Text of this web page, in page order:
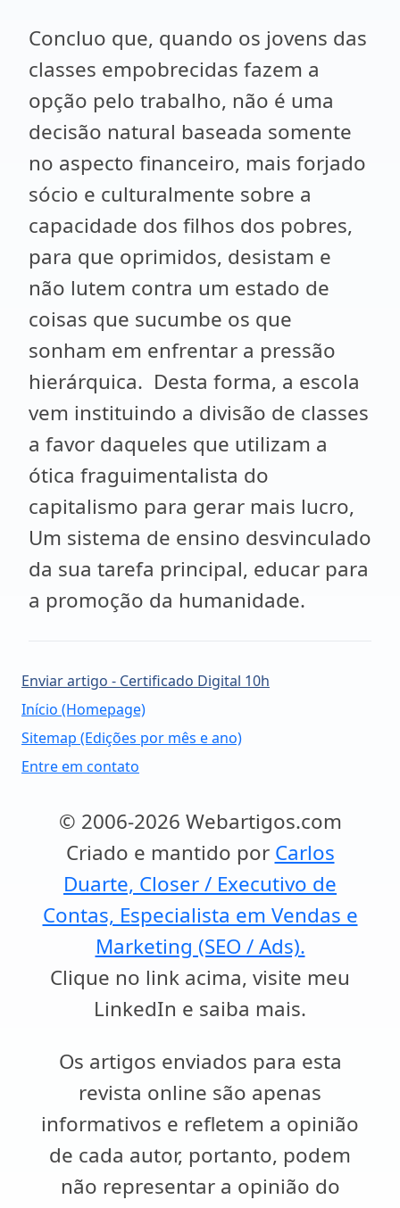
Concluo que, quando os jovens das
classes empobrecidas fazem a
opção pelo trabalho, não é uma
decisão natural baseada somente
no aspecto financeiro, mais forjado
sócio e culturalmente sobre a
capacidade dos filhos dos pobres,
para que oprimidos, desistam e
não lutem contra um estado de
coisas que sucumbe os que
sonham em enfrentar a pressão
hierárquica. Desta forma, a escola
vem instituindo a divisão de classes
a favor daqueles que utilizam a
ótica fraguimentalista do
capitalismo para gerar mais lucro,
Um sistema de ensino desvinculado
da sua tarefa principal, educar para
a promoção da humanidade.
Enviar artigo - Certificado Digital 10h
Início (Homepage)
Sitemap (Edições por mês e ano)
Entre em contato
© 2006-2026 Webartigos.com
Criado e mantido por Carlos
Duarte, Closer / Executivo de
Contas, Especialista em Vendas e
Marketing (SEO / Ads).
Clique no link acima, visite meu
LinkedIn e saiba mais.
Os artigos enviados para esta
revista online são apenas
informativos e refletem a opinião
de cada autor, portanto, podem
não representar a opinião do